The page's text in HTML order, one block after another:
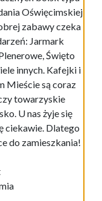
Oświęcimskiej
zabawy czeka
Jarmark
Święto
innych. Kafejki i
Mieście są coraz
towarzyskie
U nas żyje się
ciekawie. Dlatego
do zamieszkania!